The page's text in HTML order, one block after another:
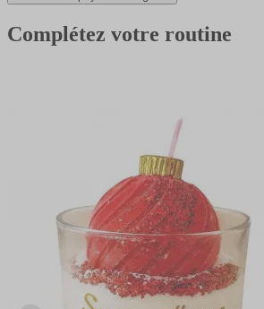
Complétez votre routine